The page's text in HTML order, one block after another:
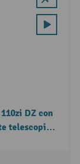
DZ con
telescopico